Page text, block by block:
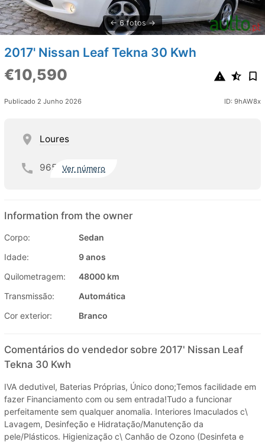
6 fotos
2017' Nissan Leaf Tekna 30 Kwh
€10,590
Publicado 2 Junho 2026 ID: 9hAW8x
Loures
965 Ver número
Information from the owner
Corpo:
Sedan
Idade:
9 anos
Quilometragem:
48000 km
Transmissão:
Automática
Cor exterior:
Branco
Comentários do vendedor sobre 2017' Nissan Leaf
Tekna 30 Kwh
IVA dedutivel, Baterias Próprias, Único dono;Temos facilidade em
fazer Financiamento com ou sem entrada!Tudo a funcionar
perfeitamente sem qualquer anomalia. Interiores Imaculados c\
Lavagem, Desinfeção e Hidratação/Manutenção da
pele/Plásticos. Higienização c\ Canhão de Ozono (Desinfeta e